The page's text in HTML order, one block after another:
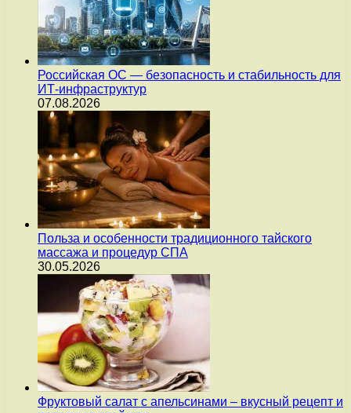
Российская ОС — безопасность и стабильность для
ИТ-инфраструктур
07.08.2026
Польза и особенности традиционного тайского
массажа и процедур СПА
30.05.2026
Фруктовый салат с апельсинами – вкусный рецепт и